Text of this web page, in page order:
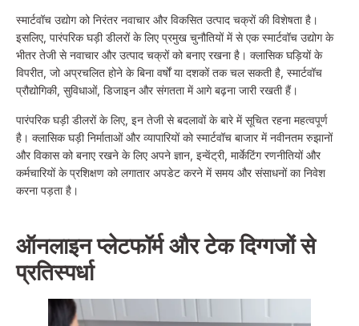
स्मार्टवॉच उद्योग को निरंतर नवाचार और विकसित उत्पाद चक्रों की विशेषता है।
इसलिए, पारंपरिक घड़ी डीलरों के लिए प्रमुख चुनौतियों में से एक स्मार्टवॉच उद्योग के
भीतर तेजी से नवाचार और उत्पाद चक्रों को बनाए रखना है। क्लासिक घड़ियों के
विपरीत, जो अप्रचलित होने के बिना वर्षों या दशकों तक चल सकती है, स्मार्टवॉच
प्रौद्योगिकी, सुविधाओं, डिजाइन और संगतता में आगे बढ़ना जारी रखती हैं।
पारंपरिक घड़ी डीलरों के लिए, इन तेजी से बदलावों के बारे में सूचित रहना महत्वपूर्ण
है। क्लासिक घड़ी निर्माताओं और व्यापारियों को स्मार्टवॉच बाजार में नवीनतम रुझानों
और विकास को बनाए रखने के लिए अपने ज्ञान, इन्वेंट्री, मार्केटिंग रणनीतियों और
कर्मचारियों के प्रशिक्षण को लगातार अपडेट करने में समय और संसाधनों का निवेश
करना पड़ता है।
ऑनलाइन प्लेटफॉर्म और टेक दिग्गजों से
प्रतिस्पर्धा